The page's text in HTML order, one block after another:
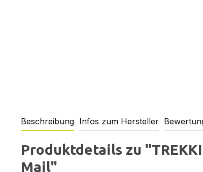
Beschreibung Infos zum Hersteller
Produktdetails zu
Mail"